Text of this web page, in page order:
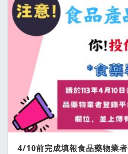
4/10前完成填報食品藥物業